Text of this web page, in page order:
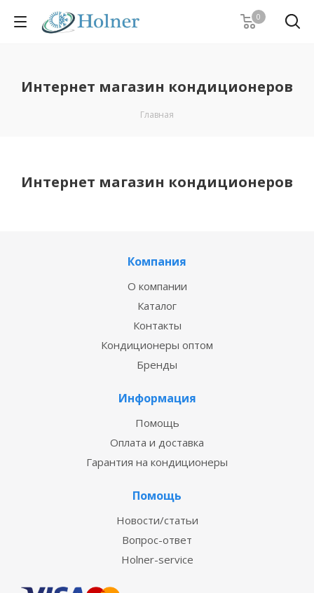
0
Интернет магазин кондиционеров
Главная
Интернет магазин кондиционеров
Компания
О компании
Каталог
Контакты
Кондиционеры оптом
Бренды
Информация
Помощь
Оплата и доставка
Гарантия на кондиционеры
Помощь
Новости/статьи
Вопрос-ответ
Holner-service